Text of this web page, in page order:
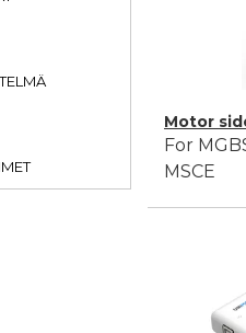
Motor
For
MSCE